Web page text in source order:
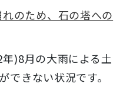
のため、石の塔への
)8月の大雨による土
できない状況です。